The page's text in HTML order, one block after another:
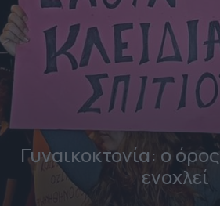
Γυναικοκτονία: ο όρος
ενοχλεί